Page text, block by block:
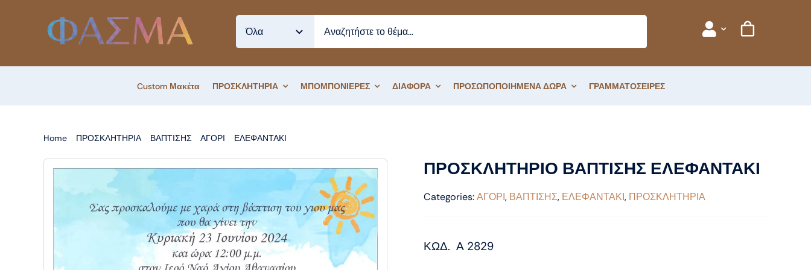
Custom Μακέτα ΠΡΟΣΚΛΗΤΗΡΙΑ ΜΠΟΜΠΟΝΙΕΡΕΣ ΔΙΑΦΟΡΑ ΠΡΟΣΩΠΟΠΟΙΗΜΕΝΑ ΔΩΡΑ ΓΡΑΜΜΑΤΟΣΕΙΡΕΣ
Home ΠΡΟΣΚΛΗΤΗΡΙΑ ΒΑΠΤΙΣΗΣ ΑΓΟΡΙ ΕΛΕΦΑΝΤΑΚΙ
ΠΡΟΣΚΛΗΤΗΡΙΟ ΒΑΠΤΙΣΗΣ ΕΛΕΦΑΝΤΑΚΙ
Categories:ΑΓΟΡΙ, ΒΑΠΤΙΣΗΣ, ΕΛΕΦΑΝΤΑΚΙ, ΠΡΟΣΚΛΗΤΗΡΙΑ
ΚΩΔ. Α 2829